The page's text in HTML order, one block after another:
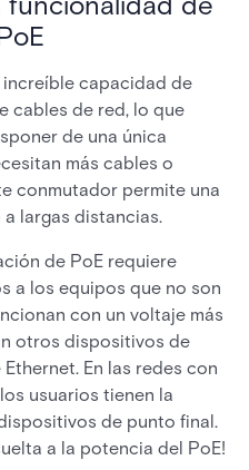
capacidad de
cables de red, lo que
de una única
más cables o
conmutador permite una
largas distancias.
de PoE requiere
a los equipos que no son
con un voltaje más
otros dispositivos de
En las redes con
usuarios tienen la
de punto final.
a la potencia del PoE!